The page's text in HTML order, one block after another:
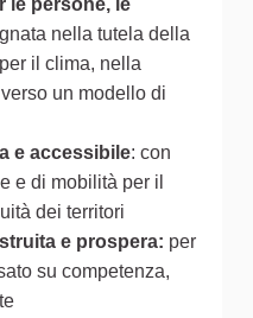
nella tutela della
il clima, nella
un modello di
e accessibile: con
e di mobilità per il
dei territori
e prospera: per
su competenza,